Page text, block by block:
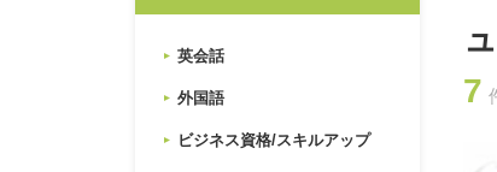
英会話
外国語
ビジネス資格/スキルアップ
7